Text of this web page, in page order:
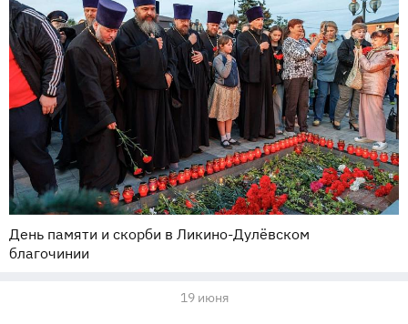
День памяти и скорби в Ликино-Дулёвском
благочинии
19 июня